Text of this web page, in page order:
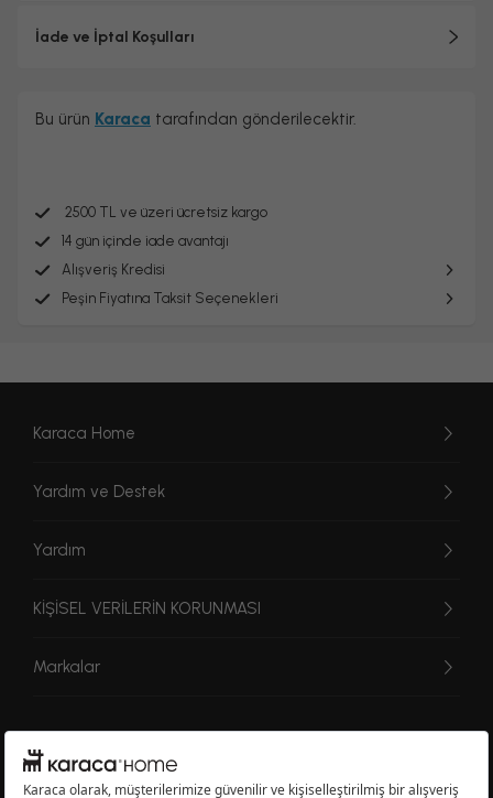
İade ve İptal Koşulları
Bu ürün Karaca tarafından gönderilecektir.
2500 TL ve üzeri ücretsiz kargo
14 gün içinde iade avantajı
Alışveriş Kredisi
Peşin Fiyatına Taksit Seçenekleri
Karaca Home
Yardım ve Destek
Yardım
KİŞİSEL VERİLERİN KORUNMASI
Markalar